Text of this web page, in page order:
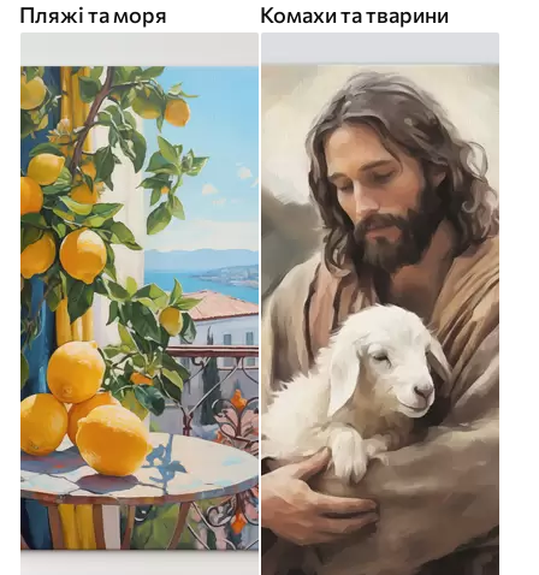
Пляжі та моря Комахи та тварини